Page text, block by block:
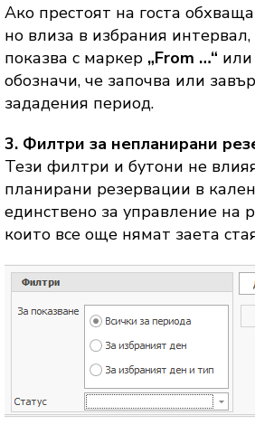
Ако престоят на госта
но влиза в избрания
показва с маркер „From …“ или
обозначи, че започва или
зададения период.
3. Филтри за непланирани
Тези филтри и бутони не
планирани резервации в
единствено за управление на
които все още нямат заета